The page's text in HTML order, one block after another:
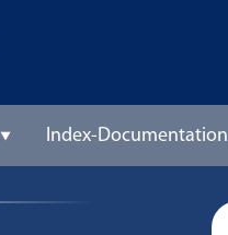
Index-Documentation